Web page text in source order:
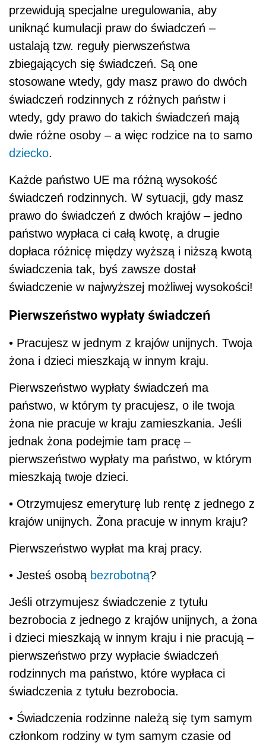
przewidują specjalne uregulowania, aby
uniknąć kumulacji praw do świadczeń –
ustalają tzw. reguły pierwszeństwa
zbiegających się świadczeń. Są one
stosowane wtedy, gdy masz prawo do dwóch
świadczeń rodzinnych z różnych państw i
wtedy, gdy prawo do takich świadczeń mają
dwie różne osoby – a więc rodzice na to samo
dziecko.
Każde państwo UE ma różną wysokość
świadczeń rodzinnych. W sytuacji, gdy masz
prawo do świadczeń z dwóch krajów – jedno
państwo wypłaca ci całą kwotę, a drugie
dopłaca różnicę między wyższą i niższą kwotą
świadczenia tak, byś zawsze dostał
świadczenie w najwyższej możliwej wysokości!
Pierwszeństwo wypłaty świadczeń
• Pracujesz w jednym z krajów unijnych. Twoja
żona i dzieci mieszkają w innym kraju.
Pierwszeństwo wypłaty świadczeń ma
państwo, w którym ty pracujesz, o ile twoja
żona nie pracuje w kraju zamieszkania. Jeśli
jednak żona podejmie tam pracę –
pierwszeństwo wypłaty ma państwo, w którym
mieszkają twoje dzieci.
• Otrzymujesz emeryturę lub rentę z jednego z
krajów unijnych. Żona pracuje w innym kraju?
Pierwszeństwo wypłat ma kraj pracy.
• Jesteś osobą bezrobotną?
Jeśli otrzymujesz świadczenie z tytułu
bezrobocia z jednego z krajów unijnych, a żona
i dzieci mieszkają w innym kraju i nie pracują –
pierwszeństwo przy wypłacie świadczeń
rodzinnych ma państwo, które wypłaca ci
świadczenia z tytułu bezrobocia.
• Świadczenia rodzinne należą się tym samym
członkom rodziny w tym samym czasie od